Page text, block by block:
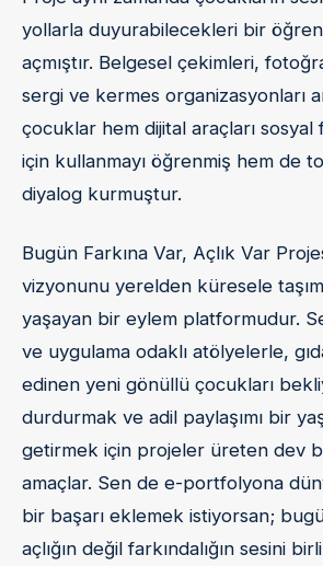
yollarla duyurabilecekleri bir
açmıştır. Belgesel çekimleri,
sergi ve kermes organizasyonları
çocuklar hem dijital araçları
için kullanmayı öğrenmiş hem de
diyalog kurmuştur.
Bugün Farkına Var, Açlık Var
vizyonunu yerelden küresele
yaşayan bir eylem platformudur.
ve uygulama odaklı atölyelerle,
edinen yeni gönüllü çocukları
durdurmak ve adil paylaşımı bir
getirmek için projeler üreten dev
amaçlar. Sen de e-portfolyona
bir başarı eklemek istiyorsan;
açlığın değil farkındalığın sesini